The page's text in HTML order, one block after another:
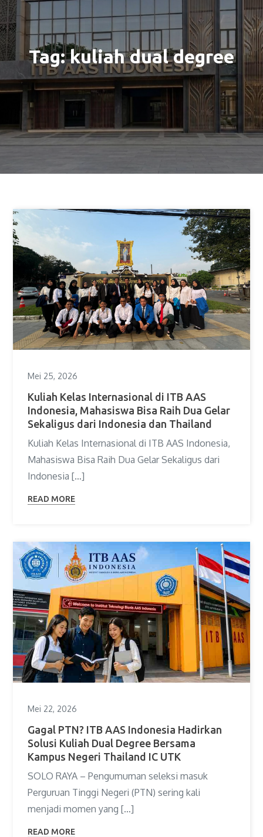
Tag:kuliah dual degree
Mei 25, 2026
Kuliah Kelas Internasional di ITB AAS
Indonesia, Mahasiswa Bisa Raih Dua Gelar
Sekaligus dari Indonesia dan Thailand
Kuliah Kelas Internasional di ITB AAS Indonesia,
Mahasiswa Bisa Raih Dua Gelar Sekaligus dari
Indonesia […]
READ MORE
Mei 22, 2026
Gagal PTN? ITB AAS Indonesia Hadirkan
Solusi Kuliah Dual Degree Bersama
Kampus Negeri Thailand IC UTK
SOLO RAYA – Pengumuman seleksi masuk
Perguruan Tinggi Negeri (PTN) sering kali
menjadi momen yang […]
READ MORE